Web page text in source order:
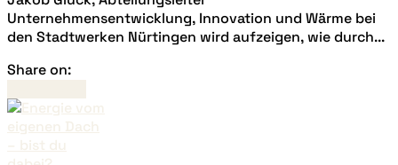
Unternehmensentwicklung, Innovation und Wärme bei
den Stadtwerken Nürtingen wird aufzeigen, wie durch...
Share on: